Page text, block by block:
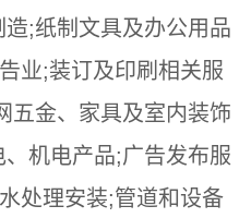
;纸制文具及办公用品
业;装订及印刷相关服
五金、家具及室内装饰
机电产品;广告发布服
处理安装;管道和设备